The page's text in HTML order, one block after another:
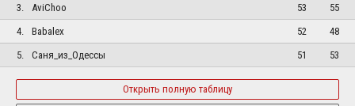
3.
AviChoo 53
55
4.
Babalex 52
48
5.
Саня_из_Одессы 51 53
Открыть полную таблицу